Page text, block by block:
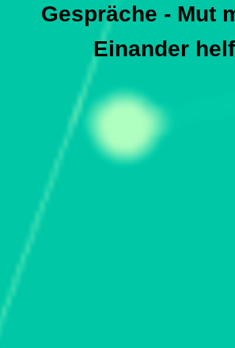
Gespräche - Mut
Einander